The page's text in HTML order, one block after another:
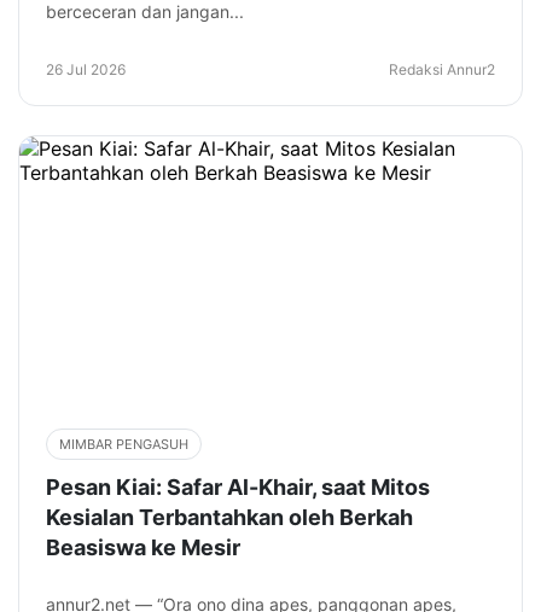
berceceran dan jangan...
26 Jul 2026 Redaksi Annur2
MIMBAR PENGASUH
Pesan Kiai: Safar Al-Khair, saat Mitos
Kesialan Terbantahkan oleh Berkah
Beasiswa ke Mesir
annur2.net — “Ora ono dina apes, panggonan apes,